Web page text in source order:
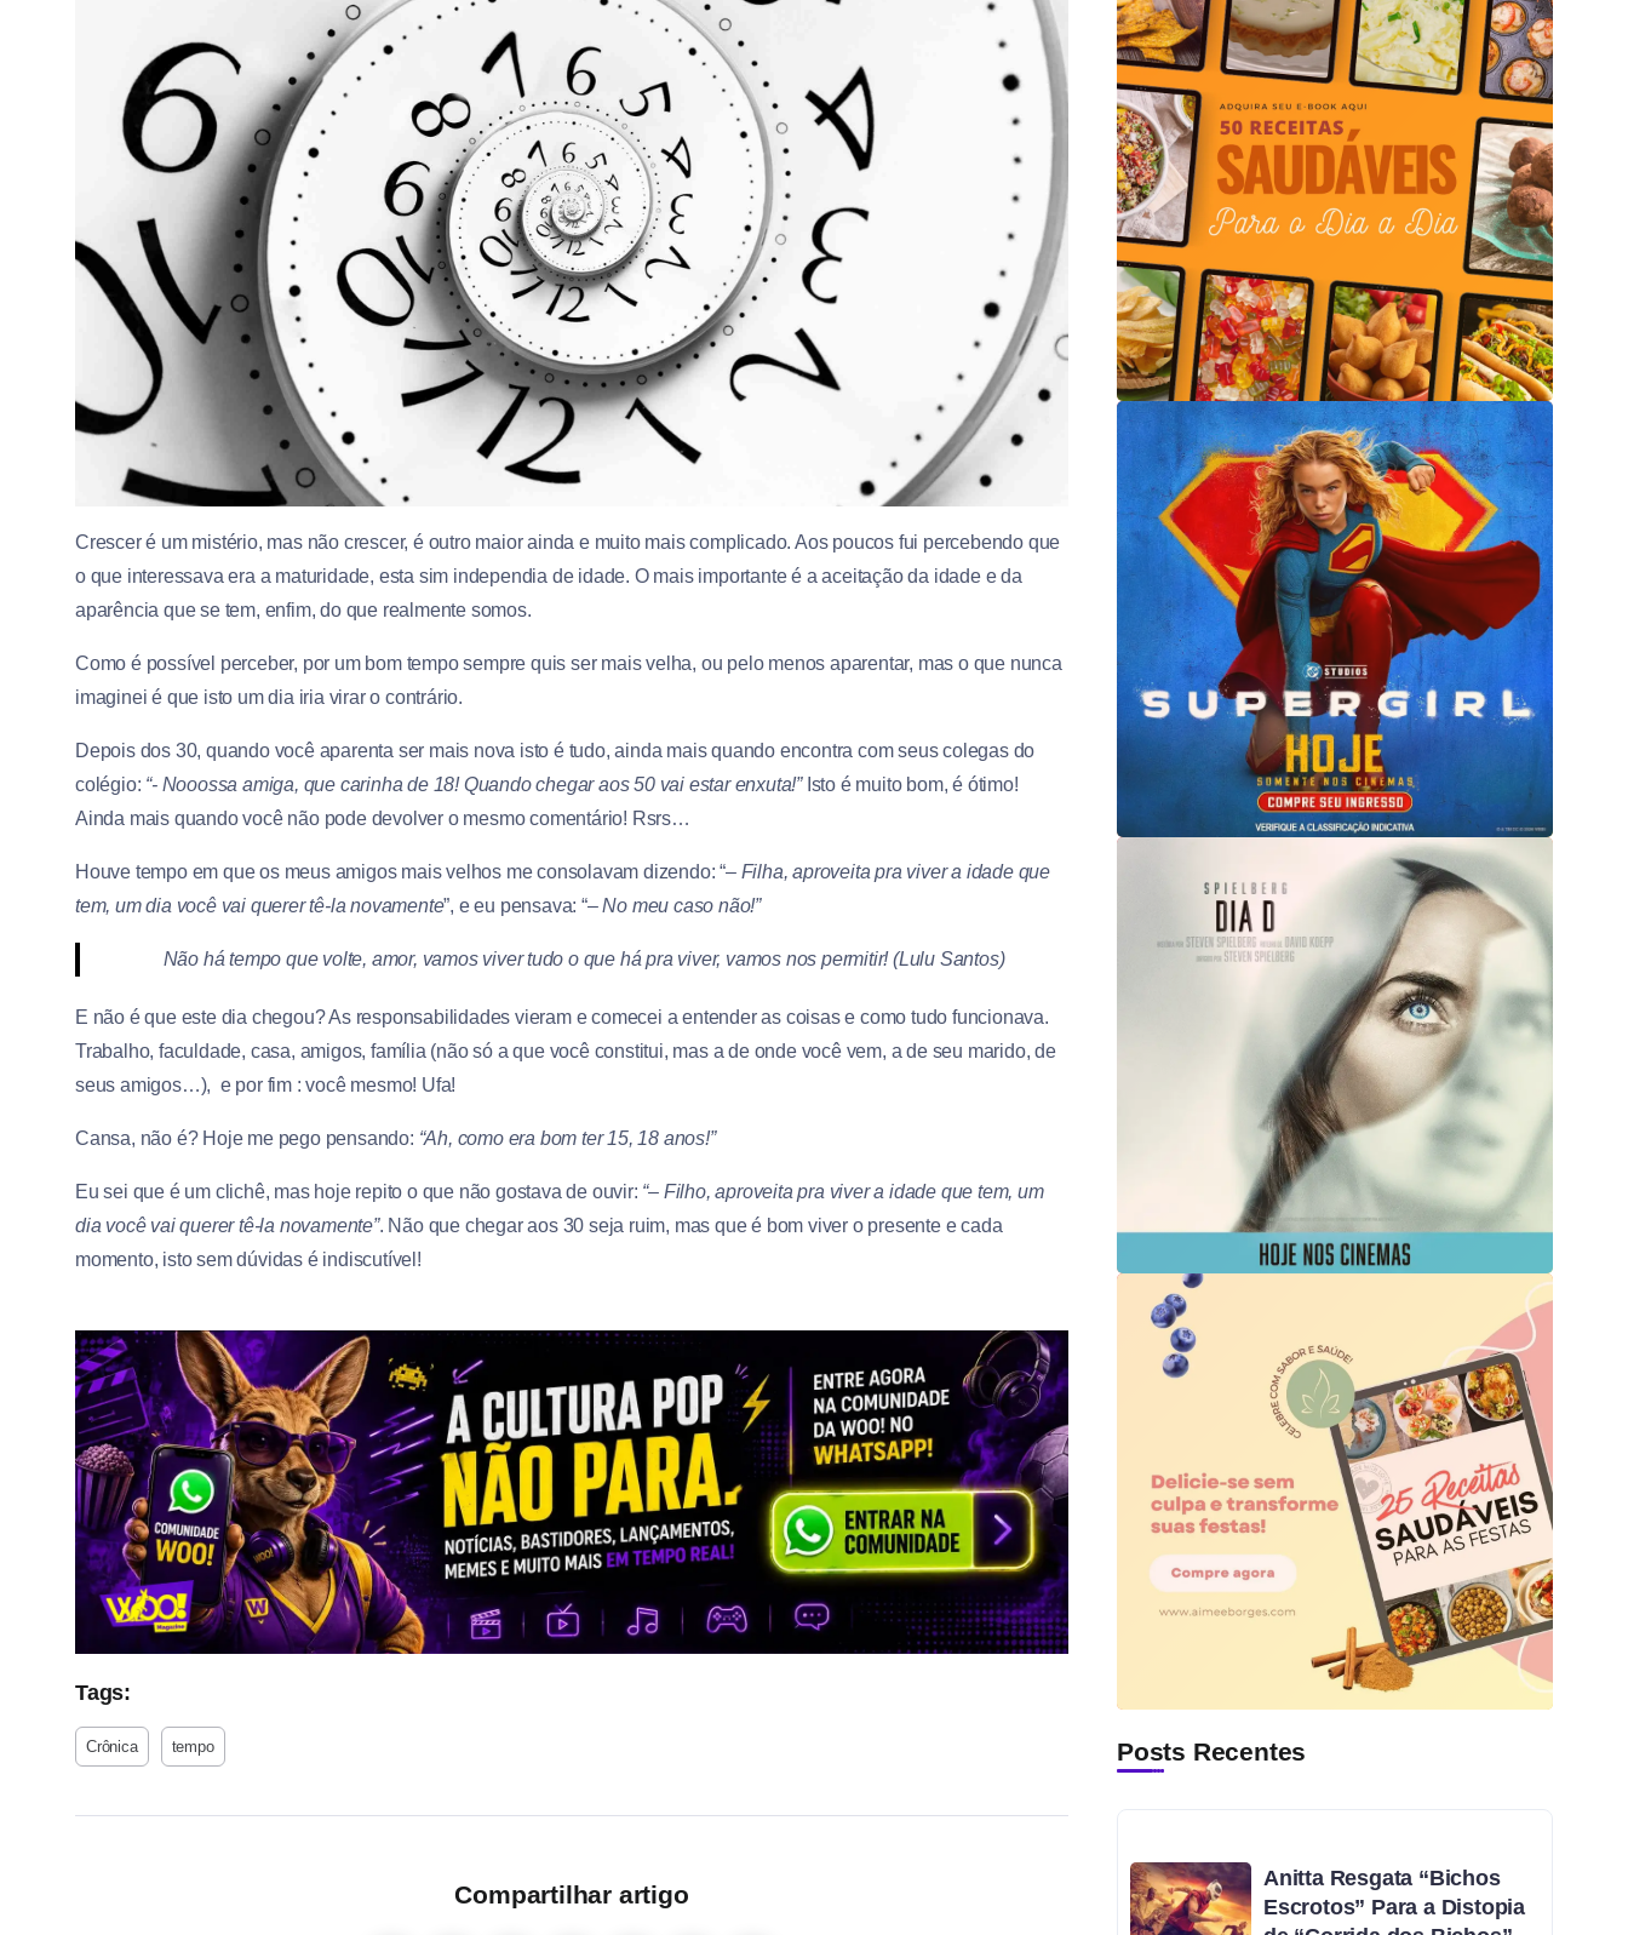
Crescer é um mistério, mas não crescer, é outro maior ainda e muito mais complicado. Aos poucos fui percebendo que
o que interessava era a maturidade, esta sim independia de idade. O mais importante é a aceitação da idade e da
aparência que se tem, enfim, do que realmente somos.
Como é possível perceber, por um bom tempo sempre quis ser mais velha, ou pelo menos aparentar, mas o que nunca
imaginei é que isto um dia iria virar o contrário.
Depois dos 30, quando você aparenta ser mais nova isto é tudo, ainda mais quando encontra com seus colegas do
colégio: “- Nooossa amiga, que carinha de 18! Quando chegar aos 50 vai estar enxuta!”Isto é muito bom, é ótimo!
Ainda mais quando você não pode devolver o mesmo comentário! Rsrs…
Houve tempo em que os meus amigos mais velhos me consolavam dizendo: “– Filha, aproveita pra viver a idade que
tem, um dia você vai querer tê-la novamente”, e eu pensava: “– No meu caso não!”
Não há tempo que volte, amor, vamos viver tudo o que há pra viver, vamos nos permitir! (Lulu Santos)
E não é que este dia chegou? As responsabilidades vieram e comecei a entender as coisas e como tudo funcionava.
Trabalho, faculdade, casa, amigos, família (não só a que você constitui, mas a de onde você vem, a de seu marido, de
seus amigos…), e por fim : você mesmo! Ufa!
Cansa, não é? Hoje me pego pensando: “Ah, como era bom ter 15, 18 anos!”
Eu sei que é um clichê, mas hoje repito o que não gostava de ouvir: “– Filho, aproveita pra viver a idade que tem, um
dia você vai querer tê-la novamente”. Não que chegar aos 30 seja ruim, mas que é bom viver o presente e cada
momento, isto sem dúvidas é indiscutível!
Tags:
Crônica tempo
Compartilhar artigo
Posts Recentes
Anitta Resgata “Bichos
Escrotos” Para a Distopia